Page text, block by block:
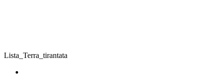
Lista_Terra_tirantata